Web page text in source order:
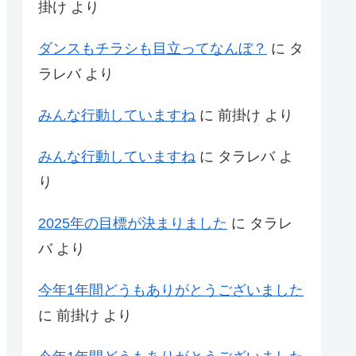
掛け より
ダンスもチラシも目立ってなんぼ？ に タ
ラレバより
みんな行動していますね に 前掛け より
みんな行動していますね に タラレバよ
り
2025年の目標が決まりました に タラレ
バより
今年1年間どうもありがとうございました
に 前掛け より